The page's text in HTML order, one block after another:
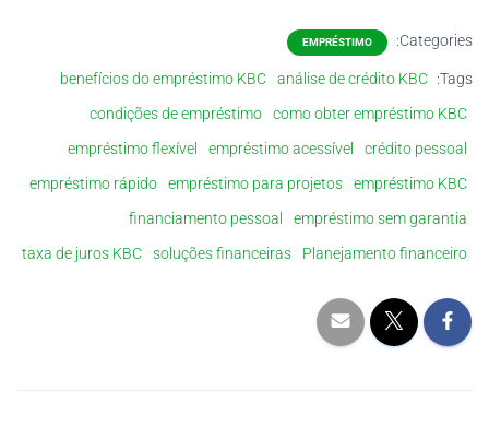
Categories:
EMPRÉSTIMO
Tags:
análise de crédito KBC
benefícios do empréstimo KBC
como obter empréstimo KBC
condições de empréstimo
crédito pessoal
empréstimo acessível
empréstimo flexível
empréstimo KBC
empréstimo para projetos
empréstimo rápido
empréstimo sem garantia
financiamento pessoal
Planejamento financeiro
soluções financeiras
taxa de juros KBC